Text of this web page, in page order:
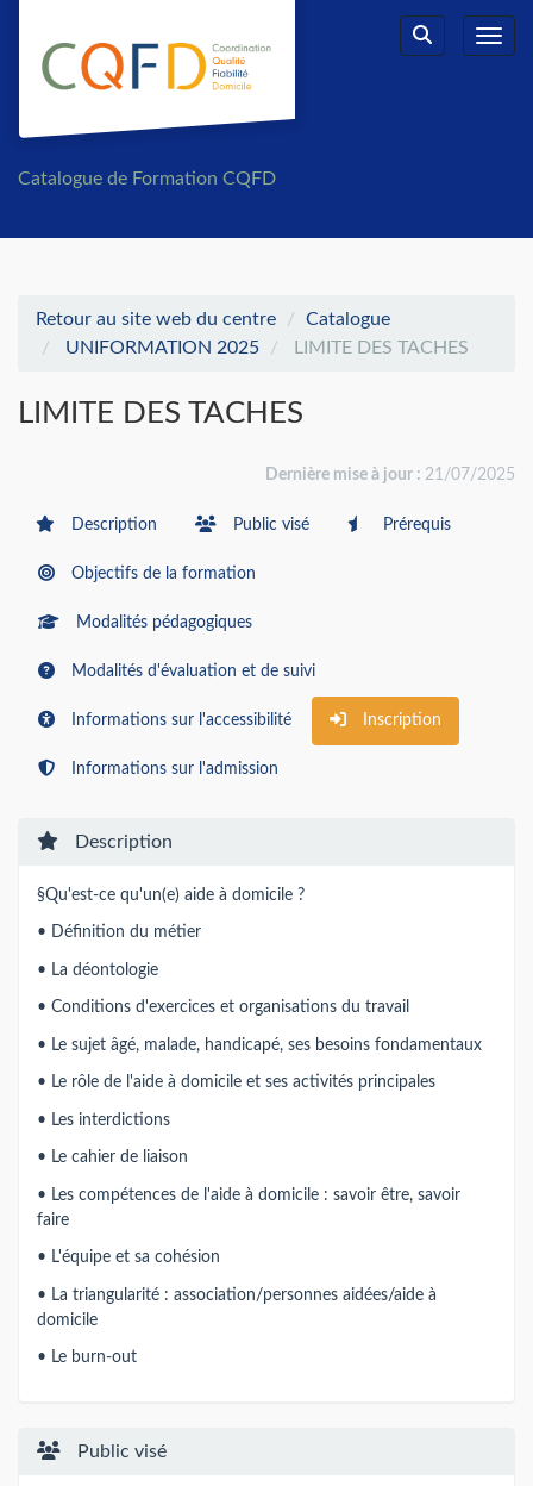
Rechercher
Catalogue de Formation CQFD
Retour au site web du centre
Catalogue
UNIFORMATION 2025
LIMITE DES TACHES
LIMITE DES TACHES
Dernière mise à jour : 21/07/2025
Description Public visé Prérequis
Objectifs de la formation
Modalités pédagogiques
Modalités d'évaluation et de suivi
Informations sur l'accessibilité Inscription
Informations sur l'admission
Description
§Qu'est-ce qu'un(e) aide à domicile ?
• Définition du métier
• La déontologie
• Conditions d'exercices et organisations du travail
• Le sujet âgé, malade, handicapé, ses besoins fondamentaux
• Le rôle de l'aide à domicile et ses activités principales
• Les interdictions
• Le cahier de liaison
• Les compétences de l'aide à domicile : savoir être, savoir
faire
• L'équipe et sa cohésion
• La triangularité : association/personnes aidées/aide à
domicile
• Le burn-out
Public visé